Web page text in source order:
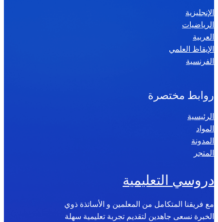
الإنجليزية
الرياضيات
العربية
الإيقاظ العلمي
الفرنسية
روابط مختصرة
الرئيسية
المواد
المدونة
المتجر
دروسي التعليمية
مع فريقنا المتكامل من المعلمين و الأساتذة ذوي
الخبرة نسعى جاهدين لتقديم تجربة تعليمية سهلة